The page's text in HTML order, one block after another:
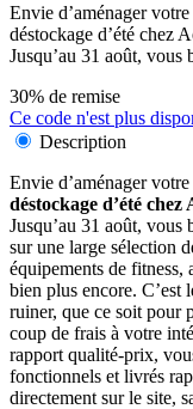
Envie d’aménager
déstockage d’été chez
Jusqu’au 31 août, vous
30% de remise
Ce code n'est plus
Description
Envie d’aménager
déstockage d’été chez
Jusqu’au 31 août, vous
sur une large sélection
équipements de fitness,
bien plus encore. C’est
ruiner, que ce soit pour
coup de frais à votre
rapport qualité-prix,
fonctionnels et livrés
directement sur le site,